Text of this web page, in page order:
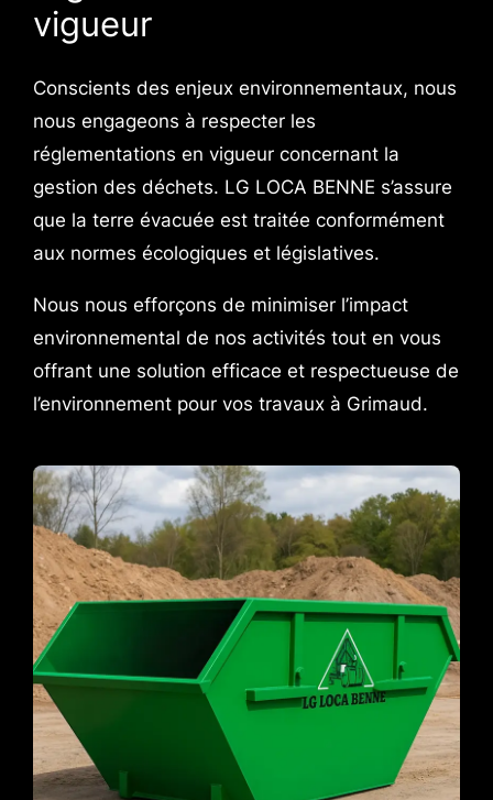
vigueur
Conscients des enjeux environnementaux, nous
nous engageons à respecter les
réglementations en vigueur concernant la
gestion des déchets. LG LOCA BENNE s’assure
que la terre évacuée est traitée conformément
aux normes écologiques et législatives.
Nous nous efforçons de minimiser l’impact
environnemental de nos activités tout en vous
offrant une solution efficace et respectueuse de
l’environnement pour vos travaux à Grimaud.